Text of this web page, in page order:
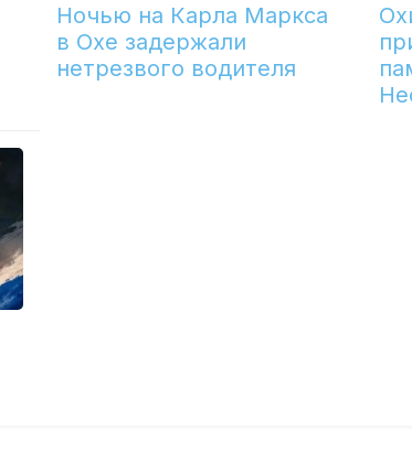
Ночью на Карла Маркса
в Охе задержали
нетрезвого водителя